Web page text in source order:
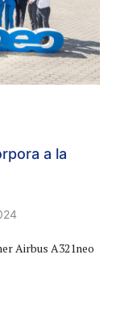
a la
Airbus A321neo